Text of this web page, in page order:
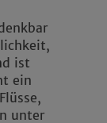
ist
ein
unter